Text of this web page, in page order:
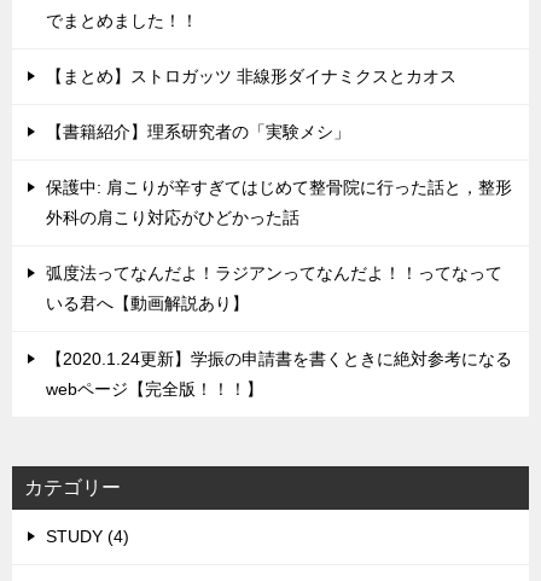
でまとめました！！
【まとめ】ストロガッツ 非線形ダイナミクスとカオス
【書籍紹介】理系研究者の「実験メシ」
保護中: 肩こりが辛すぎてはじめて整骨院に行った話と，整形
外科の肩こり対応がひどかった話
弧度法ってなんだよ！ラジアンってなんだよ！！ってなって
いる君へ【動画解説あり】
【2020.1.24更新】学振の申請書を書くときに絶対参考になる
webページ【完全版！！！】
カテゴリー
STUDY (4)